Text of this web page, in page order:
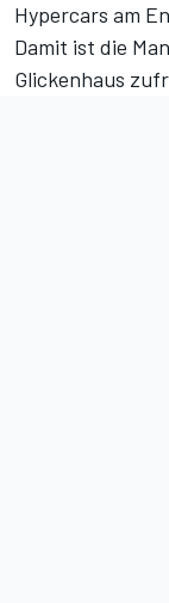
Hypercars am
Damit ist die
Glickenhaus